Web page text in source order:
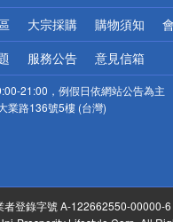
大宗採購 購物須知
服務公告 意見信箱
21:00，例假日依網站公告為主
業路136號5樓 (台灣)
者登錄字號 A-122662550-00000-6